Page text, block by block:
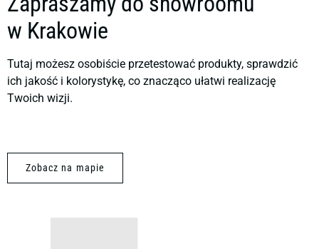
w Krakowie
Tutaj możesz osobiście przetestować produkty, sprawdzić
ich jakość i kolorystykę, co znacząco ułatwi realizację
Twoich wizji.
Zobacz na mapie